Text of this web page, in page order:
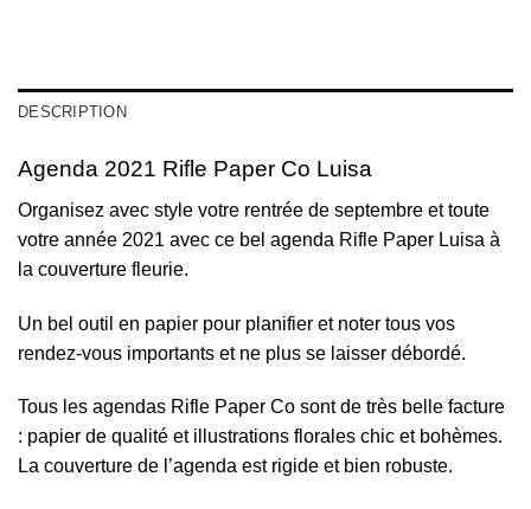
DESCRIPTION
Agenda 2021 Rifle Paper Co Luisa
Organisez avec style votre rentrée de septembre et toute
votre année 2021 avec ce bel agenda Rifle Paper Luisa à
la couverture fleurie.
Un bel outil en papier pour planifier et noter tous vos
rendez-vous importants et ne plus se laisser débordé.
Tous les agendas Rifle Paper Co sont de très belle facture
: papier de qualité et illustrations florales chic et bohèmes.
La couverture de l’agenda est rigide et bien robuste.